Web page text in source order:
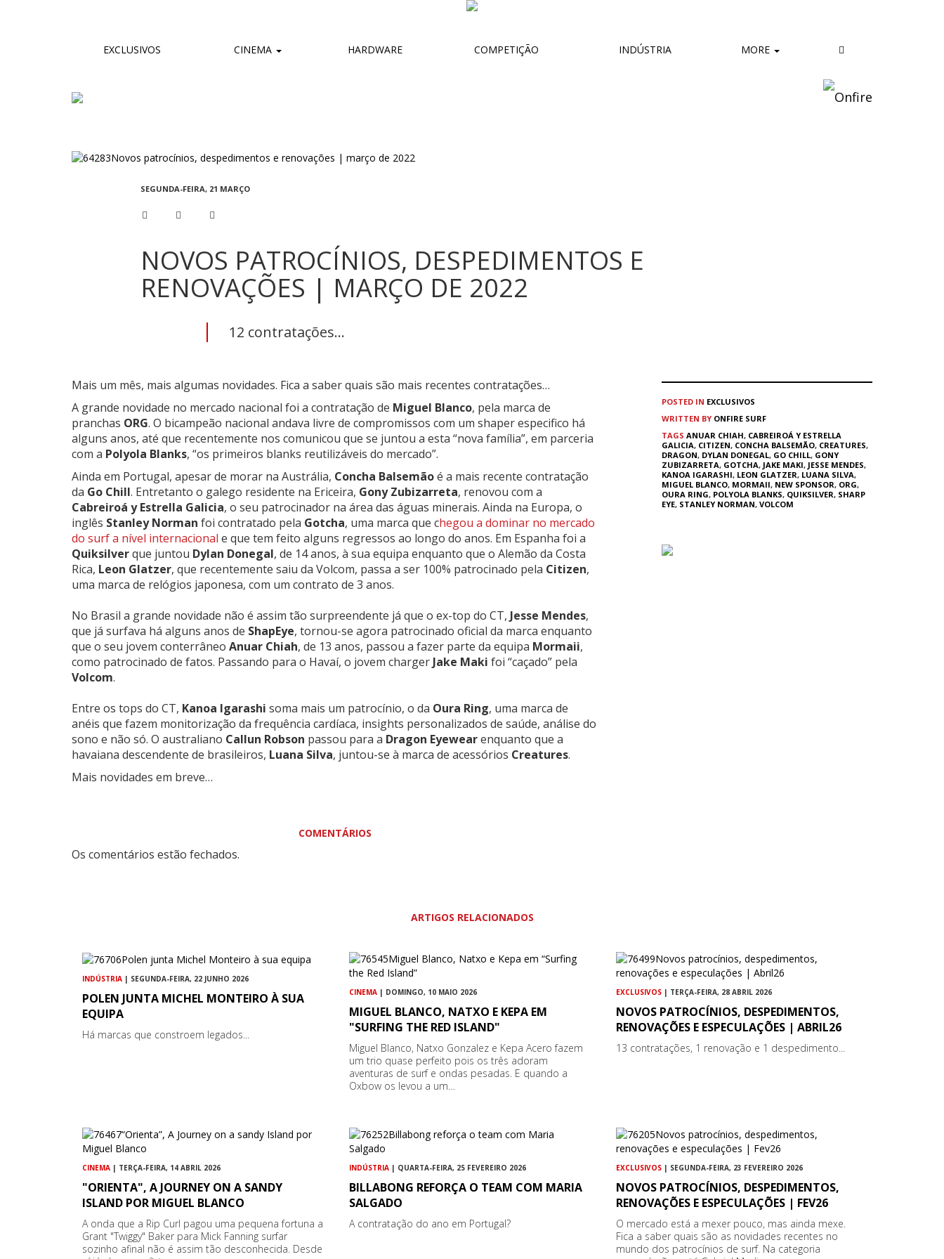
EXCLUSIVOS CINEMA HARDWARE COMPETIÇÃO INDÚSTRIA MORE
SEGUNDA-FEIRA, 21 MARÇO
NOVOS PATROCÍNIOS, DESPEDIMENTOS E
RENOVAÇÕES | MARÇO DE 2022
12 contratações...
Mais um mês, mais algumas novidades. Fica a saber quais são mais recentes contratações…
A grande novidade no mercado nacional foi a contratação de Miguel Blanco, pela marca de
pranchas ORG. O bicampeão nacional andava livre de compromissos com um shaper especifico há
alguns anos, até que recentemente nos comunicou que se juntou a esta “nova família”, em parceria
com a Polyola Blanks, “os primeiros blanks reutilizáveis do mercado”.
Ainda em Portugal, apesar de morar na Austrália, Concha Balsemãoé a mais recente contratação
da Go Chill. Entretanto o galego residente na Ericeira, Gony Zubizarreta, renovou com a
Cabreiroá y Estrella Galicia, o seu patrocinador na área das águas minerais. Ainda na Europa, o
inglês Stanley Norman foi contratado pela Gotcha, uma marca que chegou a dominar no mercado
do surf a nível internacional e que tem feito alguns regressos ao longo do anos. Em Espanha foi a
Quiksilverque juntou Dylan Donegal, de 14 anos, à sua equipa enquanto que o Alemão da Costa
Rica, Leon Glatzer, que recentemente saiu da Volcom, passa a ser 100% patrocinado pela Citizen,
uma marca de relógios japonesa, com um contrato de 3 anos.
No Brasil a grande novidade não é assim tão surpreendente já que o ex-top do CT, Jesse Mendes,
que já surfava há alguns anos de ShapEye, tornou-se agora patrocinado oficial da marca enquanto
que o seu jovem conterrâneo Anuar Chiah, de 13 anos, passou a fazer parte da equipa Mormaii,
como patrocinado de fatos. Passando para o Havaí, o jovem charger Jake Maki foi “caçado” pela
Volcom.
Entre os tops do CT, Kanoa Igarashi soma mais um patrocínio, o da Oura Ring, uma marca de
anéis que fazem monitorização da frequência cardíaca, insights personalizados de saúde, análise do
sono e não só. O australiano Callun Robson passou para a Dragon Eyewearenquanto que a
havaiana descendente de brasileiros, Luana Silva, juntou-se à marca de acessórios Creatures.
Mais novidades em breve…
COMENTÁRIOS
Os comentários estão fechados.
POSTED IN EXCLUSIVOS
WRITTEN BY ONFIRE SURF
TAGS ANUAR CHIAH, CABREIROÁ Y ESTRELLA
GALICIA, CITIZEN, CONCHA BALSEMÃO, CREATURES,
DRAGON, DYLAN DONEGAL, GO CHILL, GONY
ZUBIZARRETA, GOTCHA, JAKE MAKI, JESSE MENDES,
KANOA IGARASHI, LEON GLATZER, LUANA SILVA,
MIGUEL BLANCO, MORMAII, NEW SPONSOR, ORG,
OURA RING, POLYOLA BLANKS, QUIKSILVER, SHARP
EYE, STANLEY NORMAN, VOLCOM
ARTIGOS RELACIONADOS
INDÚSTRIA | SEGUNDA-FEIRA, 22 JUNHO 2026
POLEN JUNTA MICHEL MONTEIRO À SUA
EQUIPA
Há marcas que constroem legados...
CINEMA | DOMINGO, 10 MAIO 2026
MIGUEL BLANCO, NATXO E KEPA EM
"SURFING THE RED ISLAND"
Miguel Blanco, Natxo Gonzalez e Kepa Acero fazem
um trio quase perfeito pois os três adoram
aventuras de surf e ondas pesadas. E quando a
Oxbow os levou a um…
EXCLUSIVOS | TERÇA-FEIRA, 28 ABRIL 2026
NOVOS PATROCÍNIOS, DESPEDIMENTOS,
RENOVAÇÕES E ESPECULAÇÕES | ABRIL26
13 contratações, 1 renovação e 1 despedimento...
CINEMA | TERÇA-FEIRA, 14 ABRIL 2026
"ORIENTA", A JOURNEY ON A SANDY
ISLAND POR MIGUEL BLANCO
A onda que a Rip Curl pagou uma pequena fortuna a
Grant "Twiggy" Baker para Mick Fanning surfar
sozinho afinal não é assim tão desconhecida. Desde
INDÚSTRIA | QUARTA-FEIRA, 25 FEVEREIRO 2026
BILLABONG REFORÇA O TEAM COM MARIA
SALGADO
A contratação do ano em Portugal?
EXCLUSIVOS | SEGUNDA-FEIRA, 23 FEVEREIRO 2026
NOVOS PATROCÍNIOS, DESPEDIMENTOS,
RENOVAÇÕES E ESPECULAÇÕES | FEV26
O mercado está a mexer pouco, mas ainda mexe.
Fica a saber quais são as novidades recentes no
mundo dos patrocínios de surf. Na categoria